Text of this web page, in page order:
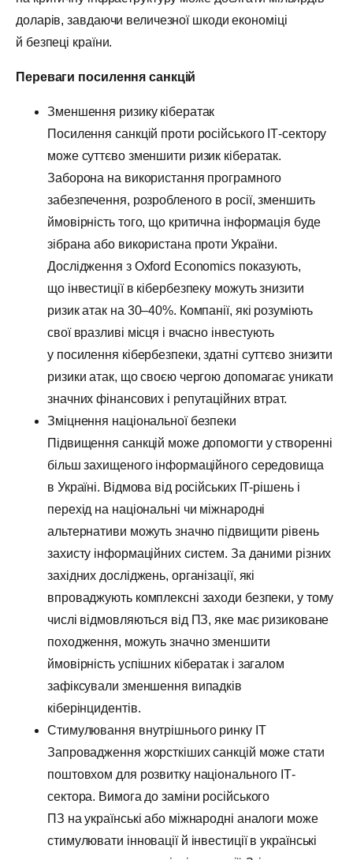
доларів, завдаючи величезної шкоди економіці
й безпеці країни.
Переваги посилення санкцій
Зменшення ризику кібератак
Посилення санкцій проти російського ІТ-сектору
може суттєво зменшити ризик кібератак.
Заборона на використання програмного
забезпечення, розробленого в росії, зменшить
ймовірність того, що критична інформація буде
зібрана або використана проти України.
Дослідження з Oxford Economics показують,
що інвестиції в кібербезпеку можуть знизити
ризик атак на 30–40%. Компанії, які розуміють
свої вразливі місця і вчасно інвестують
у посилення кібербезпеки, здатні суттєво знизити
ризики атак, що своєю чергою допомагає уникати
значних фінансових і репутаційних втрат​.
Зміцнення національної безпеки
Підвищення санкцій може допомогти у створенні
більш захищеного інформаційного середовища
в Україні. Відмова від російських IT-рішень і
перехід на національні чи міжнародні
альтернативи можуть значно підвищити рівень
захисту інформаційних систем. За даними різних
західних досліджень, організації, які
впроваджують комплексні заходи безпеки, у тому
числі відмовляються від ПЗ, яке має ризиковане
походження, можуть значно зменшити
ймовірність успішних кібератак і загалом
зафіксували зменшення випадків
кіберінцидентів.
Стимулювання внутрішнього ринку IT
Запровадження жорсткіших санкцій може стати
поштовхом для розвитку національного ІТ-
сектора. Вимога до заміни російського
ПЗ на українські або міжнародні аналоги може
стимулювати інновації й інвестиції в українські